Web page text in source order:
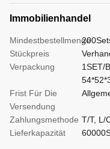
Immobilienhandel
Mindestbestellmenge
Stückpreis
Verpackung
1SET/
Frist Für Die
Versendung
Zahlungsmethode T/T, L/
Lieferkapazität